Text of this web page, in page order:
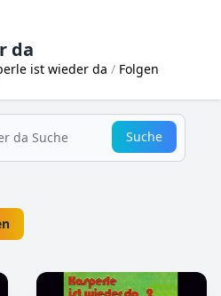
da
ist wieder da Folgen
Suche